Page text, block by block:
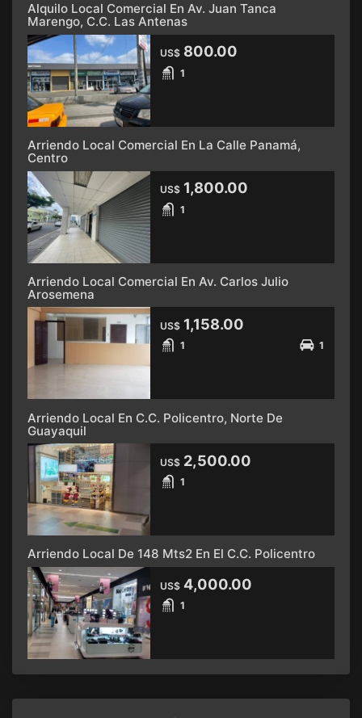
Alquilo Local Comercial En Av. Juan Tanca
Marengo, C.C. Las Antenas
US$ 800.00
1
Arriendo Local Comercial En La Calle Panamá,
Centro
US$ 1,800.00
1
Arriendo Local Comercial En Av. Carlos Julio
Arosemena
US$ 1,158.00
1 1
Arriendo Local En C.C. Policentro, Norte De
Guayaquil
US$ 2,500.00
1
Arriendo Local De 148 Mts2 En El C.C. Policentro
US$ 4,000.00
1